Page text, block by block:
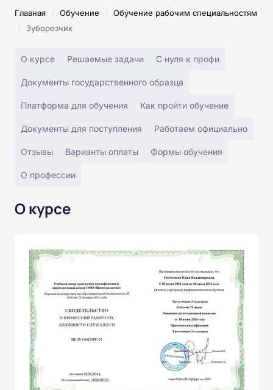
Главная / Обучение / Обучение рабочим специальностям
/ Зуборезчик
О курсе Решаемые задачи С нуля к профи
Документы государственного образца
Платформа для обучения Как пройти обучение
Документы для поступления Работаем официально
Отзывы Варианты оплаты Формы обучения
О профессии
О курсе